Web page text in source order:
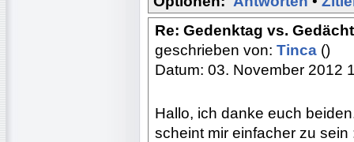
Re: Gedenktag vs.
geschrieben von: Tinca ()
Datum: 03. November 2012
Hallo, ich danke euch
scheint mir einfacher zu sein